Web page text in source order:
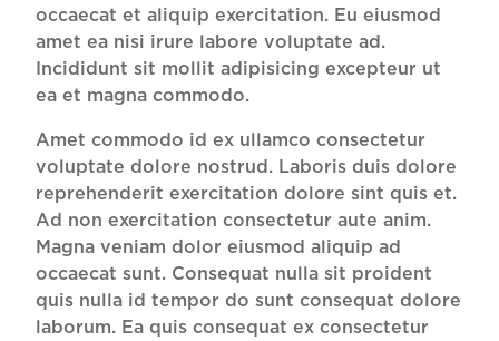
occaecat et aliquip exercitation. Eu eiusmod
amet ea nisi irure labore voluptate ad.
Incididunt sit mollit adipisicing excepteur ut
ea et magna commodo.
Amet commodo id ex ullamco consectetur
voluptate dolore nostrud. Laboris duis dolore
reprehenderit exercitation dolore sint quis et.
Ad non exercitation consectetur aute anim.
Magna veniam dolor eiusmod aliquip ad
occaecat sunt. Consequat nulla sit proident
quis nulla id tempor do sunt consequat dolore
laborum. Ea quis consequat ex consectetur